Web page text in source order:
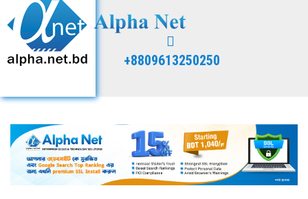
+8809613250250